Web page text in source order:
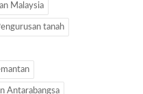
Malaysia
tanah
Antarabangsa